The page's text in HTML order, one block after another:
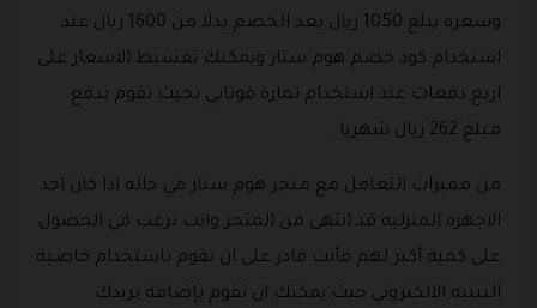
وسعره يبلغ 1050 ريال بعد الخصم بدلا من 1600 ريال عند
استخدام كود خصم هوم ستار ويمكنك تقسيط الاسعار على
اربع دفعات عند استخدام تمارة قوتابي بحيث تقوم بدفع
مبلغ 262 ريال شهريا .
من مميزات التعامل مع متجر هوم ستار في حاله اذا كان احد
الاجهزه المنزليه قد انتهى من المتجر وانت ترغب في الحصول
على كمية أكبر لهم فأنت قادر على ان تقوم باستخدام خاصية
التنبيه الالكتروني حيث يمكنك ان تقوم بإضافة بريدك